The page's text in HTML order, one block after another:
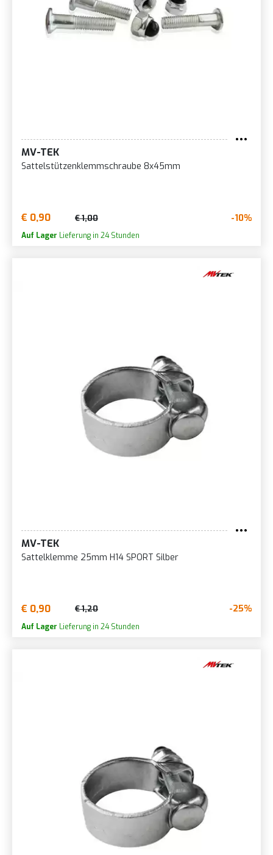
MV-TEK
Sattelstützenklemmschraube 8x45mm
€ 0,90 € 1,00 -10%
Auf Lager Lieferung in 24 Stunden
MV-TEK
Sattelklemme 25mm H14 SPORT Silber
€ 0,90 € 1,20 -25%
Auf Lager Lieferung in 24 Stunden